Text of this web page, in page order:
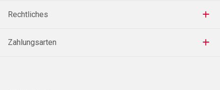
Rechtliches
Zahlungsarten